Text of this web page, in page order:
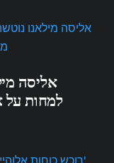
אליסה
למחות על